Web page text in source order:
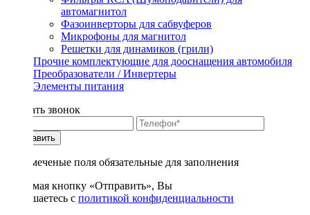
автомагнитол
Фазоинверторы для сабвуферов
Микрофоны для магнитол
Решетки для динамиков (грили)
Прочие комплектующие для дооснащения автомобиля
Преобразователи / Инвертеры
Элементы питания
Заказать звонок
Отправить
* - отмеченые поля обязательные для заполнения
Нажимая кнопку «Отправить», Вы
соглашаетесь с политикой конфиденциальности